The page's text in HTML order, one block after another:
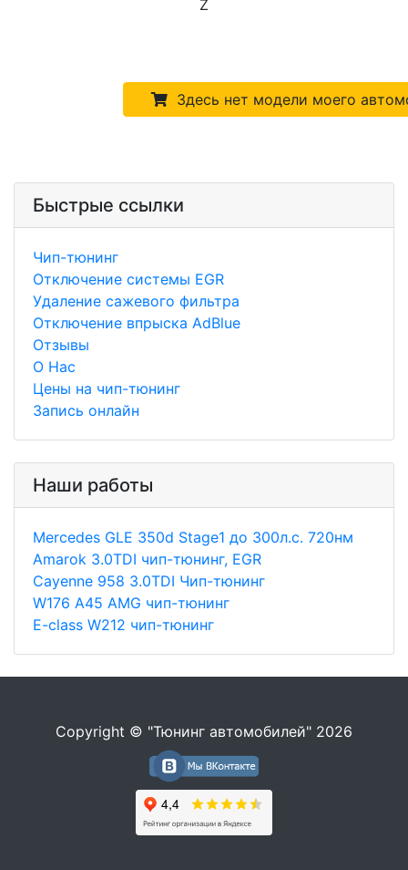
Z
Здесь нет модели моего
Быстрые ссылки
Чип-тюнинг
Отключение системы EGR
Удаление сажевого фильтра
Отключение впрыска AdBlue
Отзывы
О Нас
Цены на чип-тюнинг
Запись онлайн
Наши работы
Merсedes GLE 350d Stage1 до 300л.с. 720нм
Amarok 3.0TDI чип-тюнинг, EGR
Cayenne 958 3.0TDI Чип-тюнинг
W176 A45 AMG чип-тюнинг
E-class W212 чип-тюнинг
Copyright © "Тюнинг автомобилей" 2026